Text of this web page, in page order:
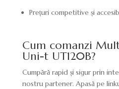
Prețuri competitive și
Cum comanzi
Uni-t UT120B?
Cumpără rapid și sigur prin
nostru partener. Apasă pe